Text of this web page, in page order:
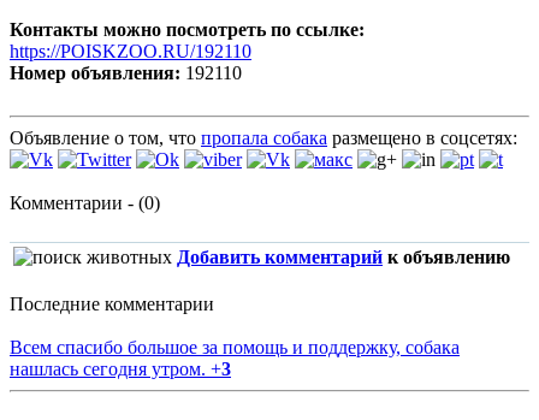
Контакты можно посмотреть по ссылке:
https://POISKZOO.RU/192110
Номер объявления: 192110
Объявление о том, что пропала собака размещено в соцсетях:
Комментарии - (0)
Добавить комментарий к объявлению
Последние комментарии
Всем спасибо большое за помощь и поддержку, собака
нашлась сегодня утром. +3